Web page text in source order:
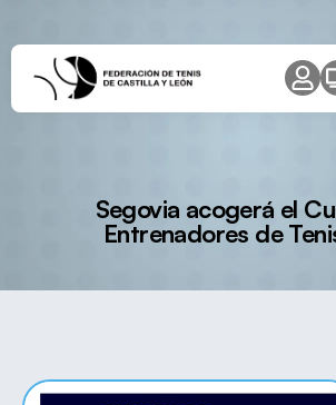
Segovia acogerá el
Entrenadores de